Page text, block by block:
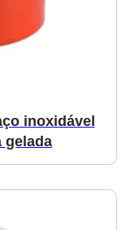
inoxidável
gelada